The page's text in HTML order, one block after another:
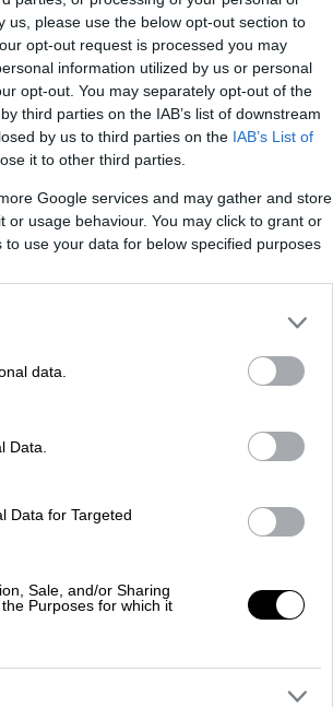
please use the below opt-out section to
opt-out request is processed you may
information utilized by us or personal
opt-out. You may separately opt-out of the
third parties on the IAB’s list of downstream
by us to third parties on the IAB’s List of
it to other third parties.
Google services and may gather and store
usage behaviour. You may click to grant or
use your data for below specified purposes
data.
Data.
Data for Targeted
Sale, and/or Sharing
Purposes for which it
στον Τύπο της
αφού πρώτα
Λευκό Οίκο